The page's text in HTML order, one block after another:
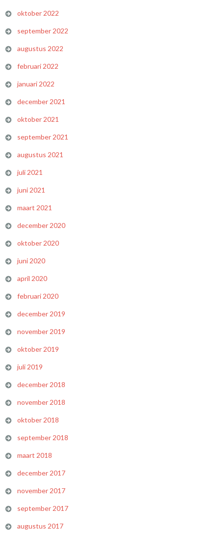
oktober 2022
september 2022
augustus 2022
februari 2022
januari 2022
december 2021
oktober 2021
september 2021
augustus 2021
juli 2021
juni 2021
maart 2021
december 2020
oktober 2020
juni 2020
april 2020
februari 2020
december 2019
november 2019
oktober 2019
juli 2019
december 2018
november 2018
oktober 2018
september 2018
maart 2018
december 2017
november 2017
september 2017
augustus 2017